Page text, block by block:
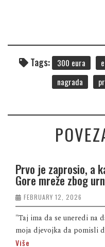
Tags: 300 eura
nagrada
Prvo je zaprosio, a
Gore mreže zbog
FEBRUARY 12, 2026
"Taj ima da se uneredi na
moja djevojka da pomisli
Više